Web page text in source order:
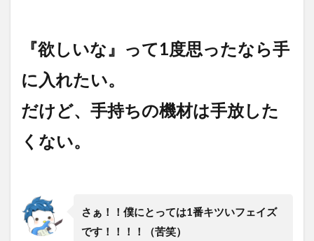
『欲しいな』って1度思ったなら手
に入れたい。
だけど、手持ちの機材は手放した
くない。
さぁ！！僕にとっては1番キツいフェイズ
です！！！！（苦笑）